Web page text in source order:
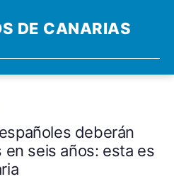
DE CANARIAS
deberán
seis años: esta es